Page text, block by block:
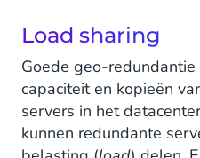
Load sharing
Goede geo-
capaciteit en kopieën
servers in het
kunnen redundante